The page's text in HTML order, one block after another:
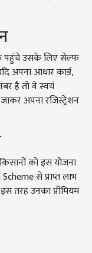
पहुंचे उसके लिए सेल्फ
अपना आधार कार्ड,
है तो वे स्वयं
अपना रजिस्ट्रेशन
को इस योजना
से प्राप्त लाभ
तरह उनका प्रीमियम